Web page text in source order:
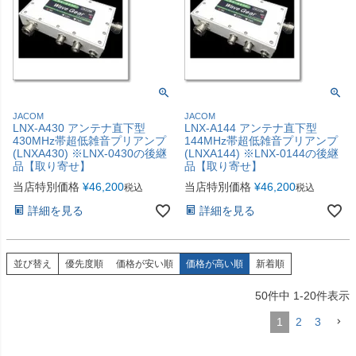
JACOM
LNX-A430 アンテナ直下型
430MHz帯超低雑音プリアンプ
(LNXA430) ※LNX-0430の後継
品【取り寄せ】
当店特別価格 ¥46,200税込
詳細を見る
JACOM
LNX-A144 アンテナ直下型
144MHz帯超低雑音プリアンプ
(LNXA144) ※LNX-0144の後継
品【取り寄せ】
当店特別価格 ¥46,200税込
詳細を見る
並び替え 優先度順 価格が安い順 価格が高い順 新着順
50件中 1-20件表示
1 2 3